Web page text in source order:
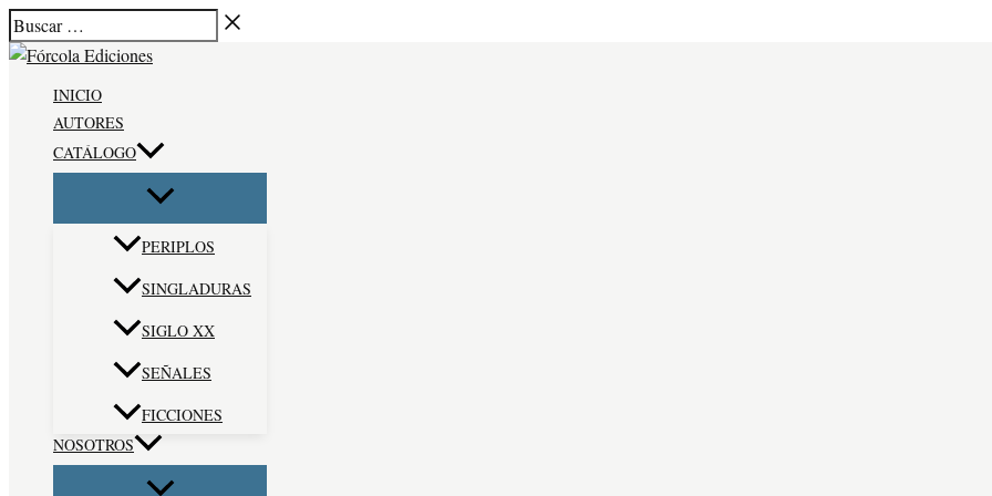
Ir
al
contenido
Buscar
…
INICIO
AUTORES
CATÁLOGO
PERIPLOS
SINGLADURAS
SIGLO XX
SEÑALES
FICCIONES
NOSOTROS